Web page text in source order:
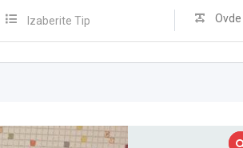
Izaberite Tip